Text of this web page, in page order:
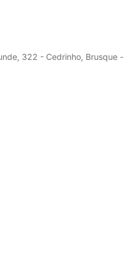
322 - Cedrinho, Brusque -